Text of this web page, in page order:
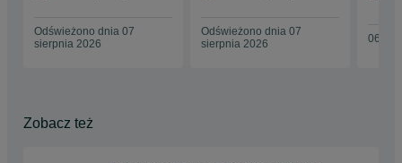
Odświeżono dnia 07
sierpnia 2026
Odświeżono dnia 07
sierpnia 2026
06
Zobacz też